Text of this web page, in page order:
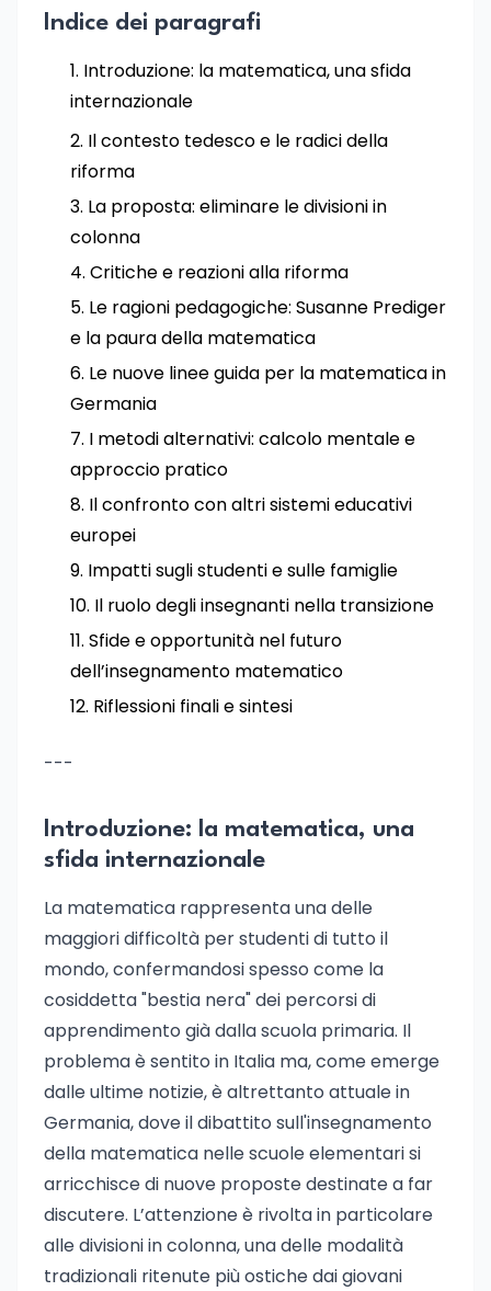
Indice dei paragrafi
Introduzione: la matematica, una sfida
internazionale
Il contesto tedesco e le radici della
riforma
La proposta: eliminare le divisioni in
colonna
Critiche e reazioni alla riforma
Le ragioni pedagogiche: Susanne Prediger
e la paura della matematica
Le nuove linee guida per la matematica in
Germania
I metodi alternativi: calcolo mentale e
approccio pratico
Il confronto con altri sistemi educativi
europei
Impatti sugli studenti e sulle famiglie
Il ruolo degli insegnanti nella transizione
Sfide e opportunità nel futuro
dell’insegnamento matematico
Riflessioni finali e sintesi
---
Introduzione: la matematica, una
sfida internazionale
La matematica rappresenta una delle
maggiori difficoltà per studenti di tutto il
mondo, confermandosi spesso come la
cosiddetta "bestia nera" dei percorsi di
apprendimento già dalla scuola primaria. Il
problema è sentito in Italia ma, come emerge
dalle ultime notizie, è altrettanto attuale in
Germania, dove il dibattito sull'insegnamento
della matematica nelle scuole elementari si
arricchisce di nuove proposte destinate a far
discutere. L’attenzione è rivolta in particolare
alle divisioni in colonna, una delle modalità
tradizionali ritenute più ostiche dai giovani